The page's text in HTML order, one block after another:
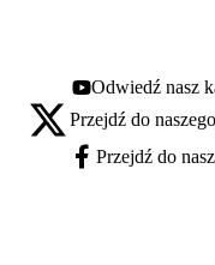
Youtube - otwiera się w
Odwiedź nasz
X - otwiera się w nowej karcie
Przejdź do
Facebook - otwiera się
Przejdź do